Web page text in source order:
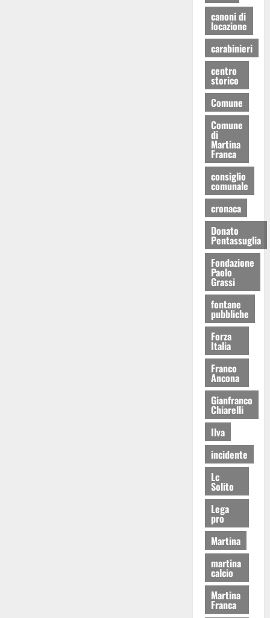
canoni di
locazione
carabinieri
centro
storico
Comune
Comune
di
Martina
Franca
consiglio
comunale
cronaca
Donato
Pentassuglia
Fondazione
Paolo
Grassi
fontane
pubbliche
Forza
Italia
Franco
Ancona
Gianfranco
Chiarelli
Ilva
incidente
Lc
Solito
Lega
pro
Martina
martina
calcio
Martina
Franca